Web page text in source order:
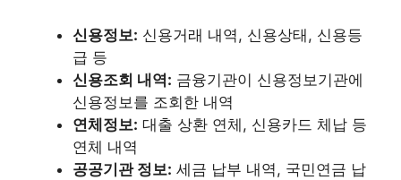
신용정보: 신용거래 내역, 신용상태, 신용등
급 등
신용조회 내역: 금융기관이 신용정보기관에
신용정보를 조회한 내역
연체정보: 대출 상환 연체, 신용카드 체납 등
연체 내역
공공기관 정보: 세금 납부 내역, 국민연금 납